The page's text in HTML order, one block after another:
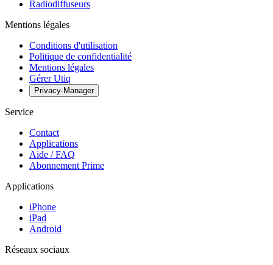
Radiodiffuseurs
Mentions légales
Conditions d'utilisation
Politique de confidentialité
Mentions légales
Gérer Utiq
Privacy-Manager
Service
Contact
Applications
Aide / FAQ
Abonnement Prime
Applications
iPhone
iPad
Android
Réseaux sociaux